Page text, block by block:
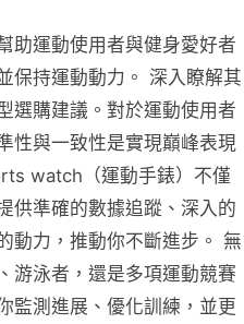
助運動使用者與健身愛好者
保持運動動力。 深入瞭解其
選購建議。對於運動使用者
性與一致性是實現巔峰表現
watch（運動手錶）不僅
供準確的數據追蹤、深入的
動力，推動你不斷進步。 無
游泳者，還是多項運動競賽
監測進展、優化訓練，並更